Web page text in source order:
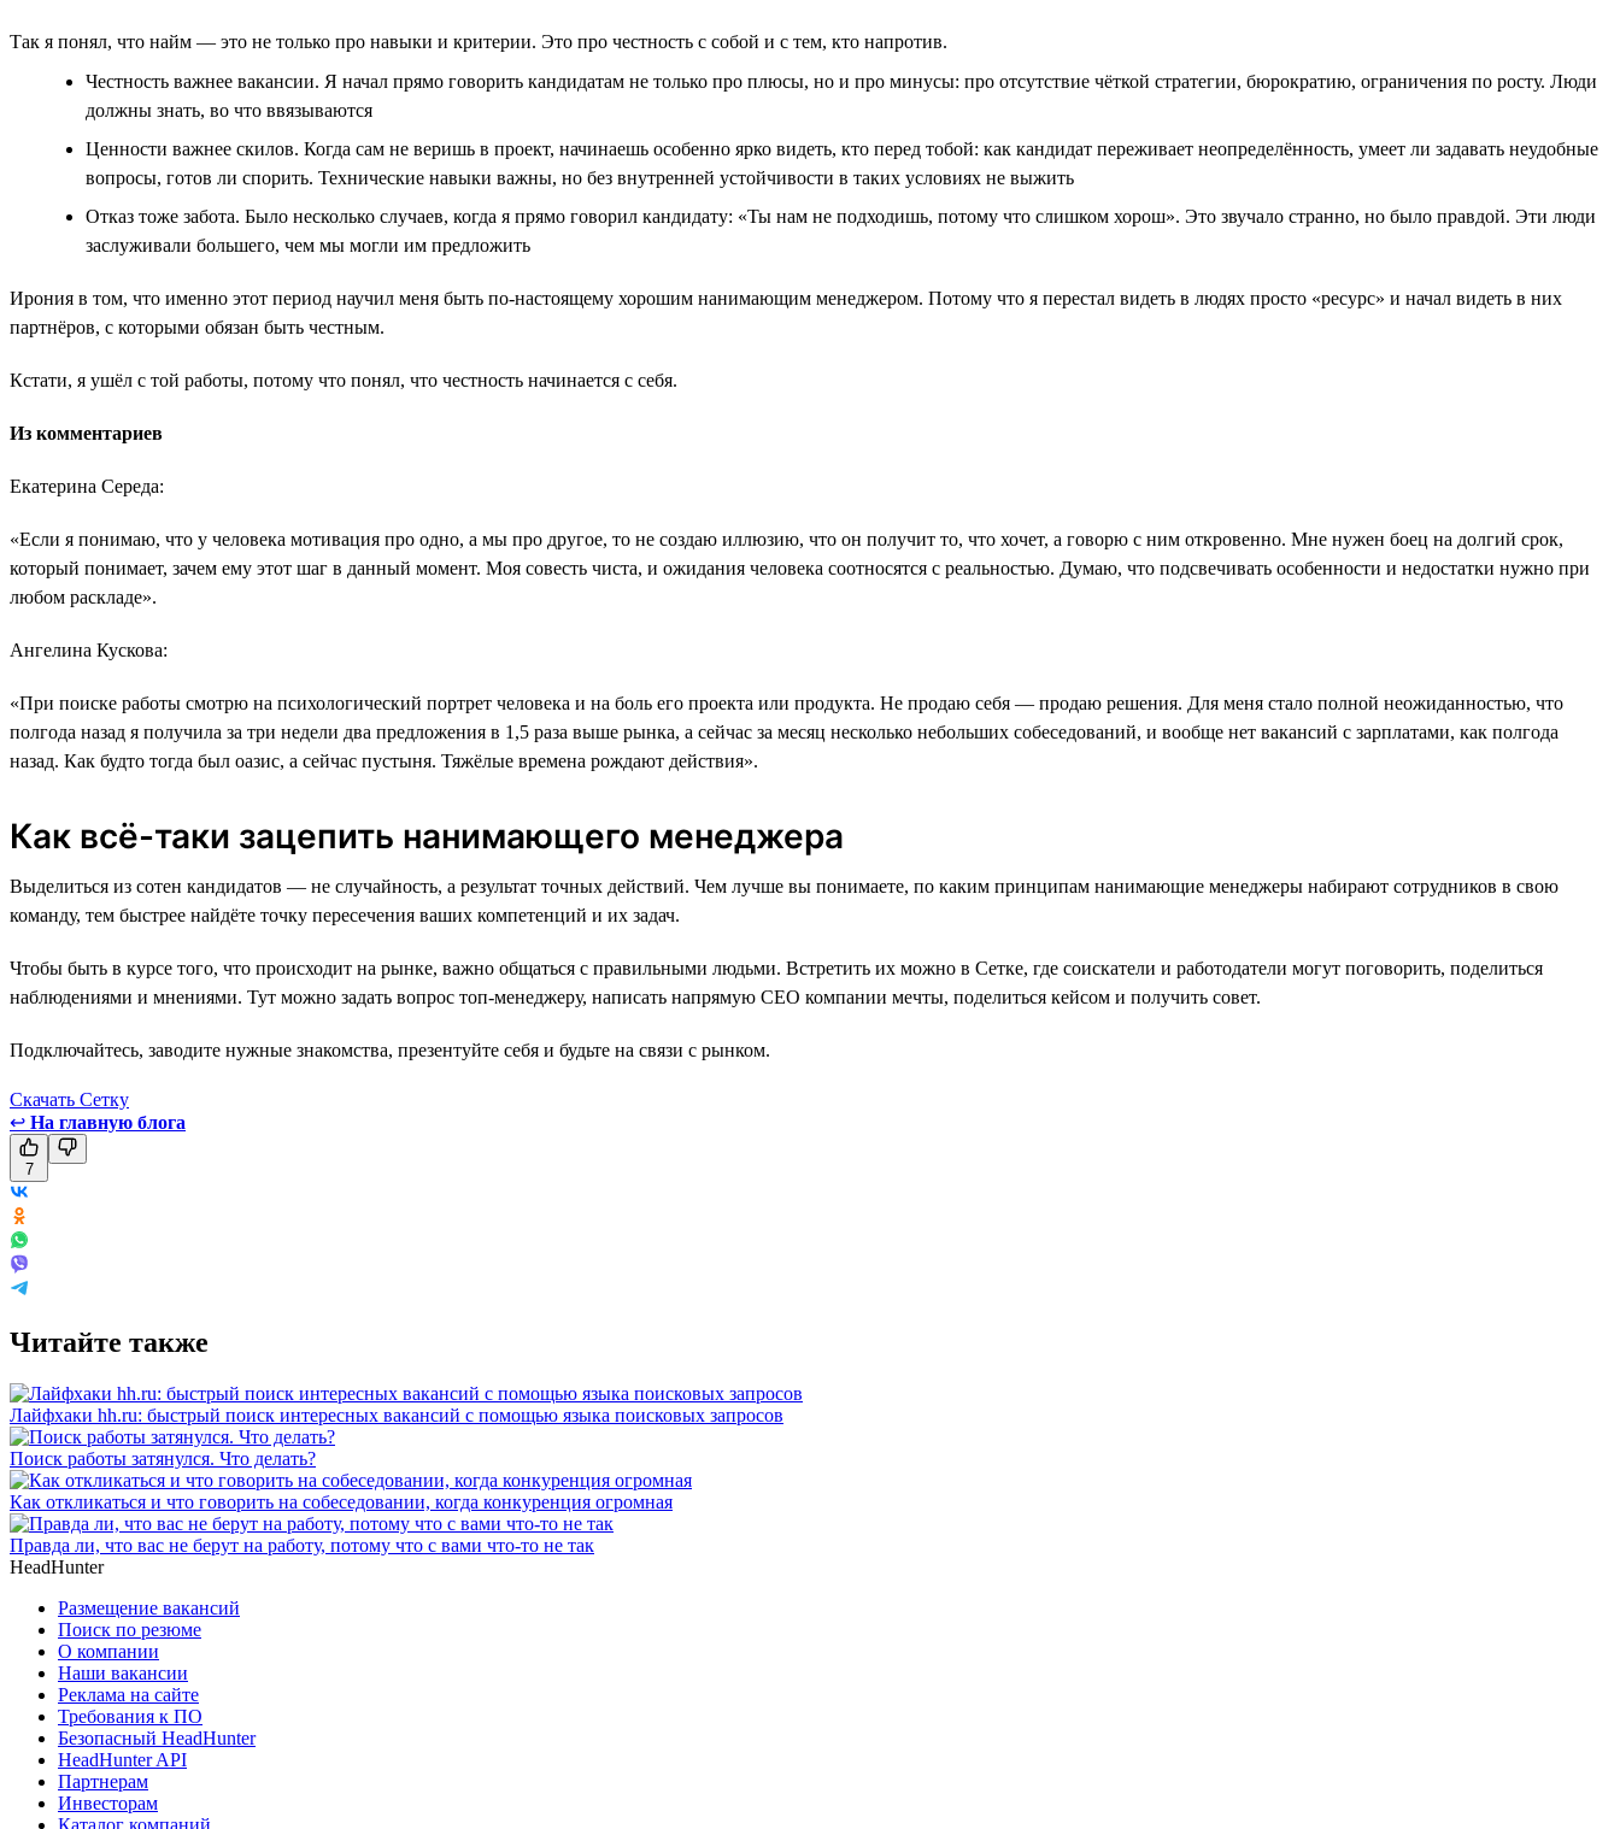
Так я понял, что найм — это не только про навыки и критерии. Это про честность с собой и с тем, кто напротив.
Честность важнее вакансии. Я начал прямо говорить кандидатам не только про плюсы, но и про минусы: про отсутствие чёткой стратегии, бюрократию, ограничения по росту. Люди
должны знать, во что ввязываются
Ценности важнее скилов. Когда сам не веришь в проект, начинаешь особенно ярко видеть, кто перед тобой: как кандидат переживает неопределённость, умеет ли задавать неудобные
вопросы, готов ли спорить. Технические навыки важны, но без внутренней устойчивости в таких условиях не выжить
Отказ тоже забота. Было несколько случаев, когда я прямо говорил кандидату: «Ты нам не подходишь, потому что слишком хорош». Это звучало странно, но было правдой. Эти люди
заслуживали большего, чем мы могли им предложить
Ирония в том, что именно этот период научил меня быть по-настоящему хорошим нанимающим менеджером. Потому что я перестал видеть в людях просто «ресурс» и начал видеть в них
партнёров, с которыми обязан быть честным.
Кстати, я ушёл с той работы, потому что понял, что честность начинается с себя.
Из комментариев
Екатерина Середа:
«Если я понимаю, что у человека мотивация про одно, а мы про другое, то не создаю иллюзию, что он получит то, что хочет, а говорю с ним откровенно. Мне нужен боец на долгий срок,
который понимает, зачем ему этот шаг в данный момент. Моя совесть чиста, и ожидания человека соотносятся с реальностью. Думаю, что подсвечивать особенности и недостатки нужно при
любом раскладе».
Ангелина Кускова:
«При поиске работы смотрю на психологический портрет человека и на боль его проекта или продукта. Не продаю себя ― продаю решения. Для меня стало полной неожиданностью, что
полгода назад я получила за три недели два предложения в 1,5 раза выше рынка, а сейчас за месяц несколько небольших собеседований, и вообще нет вакансий с зарплатами, как полгода
назад. Как будто тогда был оазис, а сейчас пустыня. Тяжёлые времена рождают действия».
Как всё-таки зацепить нанимающего менеджера
Выделиться из сотен кандидатов — не случайность, а результат точных действий. Чем лучше вы понимаете, по каким принципам нанимающие менеджеры набирают сотрудников в свою
команду, тем быстрее найдёте точку пересечения ваших компетенций и их задач.
Чтобы быть в курсе того, что происходит на рынке, важно общаться с правильными людьми. Встретить их можно в Сетке, где соискатели и работодатели могут поговорить, поделиться
наблюдениями и мнениями. Тут можно задать вопрос топ-менеджеру, написать напрямую СЕО компании мечты, поделиться кейсом и получить совет.
Подключайтесь, заводите нужные знакомства, презентуйте себя и будьте на связи с рынком.
Скачать Сетку
↩ На главную блога
7
Читайте также
Лайфхаки hh.ru: быстрый поиск интересных вакансий с помощью языка поисковых запросов
Поиск работы затянулся. Что делать?
Как откликаться и что говорить на собеседовании, когда конкуренция огромная
Правда ли, что вас не берут на работу, потому что с вами что-то не так
HeadHunter
Размещение вакансий
Поиск по резюме
О компании
Наши вакансии
Реклама на сайте
Требования к ПО
Безопасный HeadHunter
HeadHunter API
Партнерам
Инвесторам
Каталог компаний